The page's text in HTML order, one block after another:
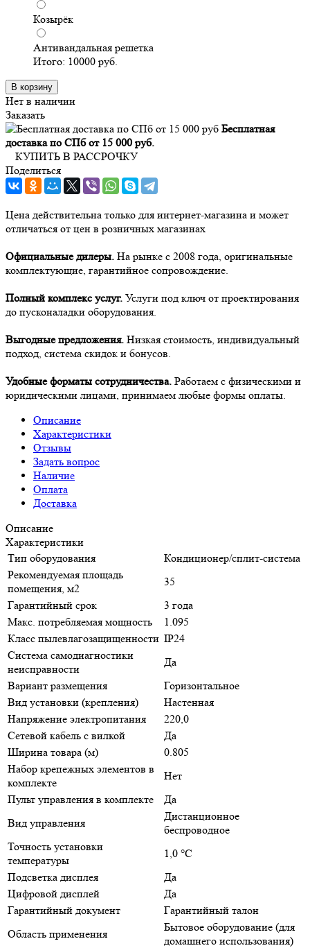
Козырёк
Антивандальная решетка
Итого: 10000 руб.
В корзину
Нет в наличии
Заказать
Бесплатная
доставка по СПб от 15 000 руб.
КУПИТЬ В РАССРОЧКУ
Поделиться
Цена действительна только для интернет-магазина и может
отличаться от цен в розничных магазинах
Официальные дилеры. На рынке с 2008 года, оригинальные
комплектующие, гарантийное сопровождение.
Полный комплекс услуг. Услуги под ключ от проектирования
до пусконаладки оборудования.
Выгодные предложения. Низкая стоимость, индивидуальный
подход, система скидок и бонусов.
Удобные форматы сотрудничества. Работаем с физическими и
юридическими лицами, принимаем любые формы оплаты.
Описание
Характеристики
Отзывы
Задать вопрос
Наличие
Оплата
Доставка
Описание
Характеристики
Тип оборудования
Кондиционер/сплит-система
Рекомендуемая площадь
помещения, м2
35
Гарантийный срок
3 года
Макс. потребляемая мощность
1.095
Класс пылевлагозащищенности IP24
Система самодиагностики
неисправности
Да
Вариант размещения
Горизонтальное
Вид установки (крепления)
Настенная
Напряжение электропитания
220,0
Сетевой кабель с вилкой
Да
Ширина товара (м)
0.805
Набор крепежных элементов в
комплекте
Нет
Пульт управления в комплекте
Да
Вид управления
Дистанционное
беспроводное
Точность установки
температуры
1,0 °С
Подсветка дисплея
Да
Цифровой дисплей
Да
Гарантийный документ
Гарантийный талон
Область применения
Бытовое оборудование (для
домашнего использования)